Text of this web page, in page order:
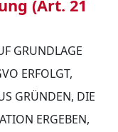
(Art. 21
GRUNDLAGE
ERFOLGT,
GRÜNDEN, DIE
ERGEBEN,